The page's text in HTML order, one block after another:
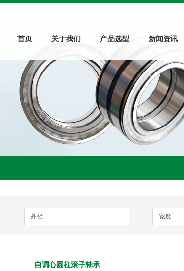
首页 关于我们 产品选型 新闻资讯
自调心圆柱滚子轴承